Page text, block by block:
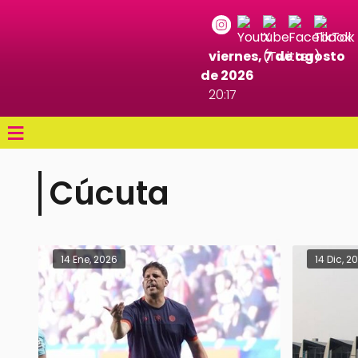
viernes, 7 de agosto
de 2026
20:17
≡
Cúcuta
14 Ene, 2026 14 Dic,